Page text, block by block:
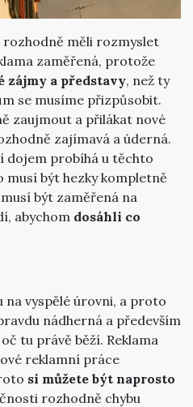
rozhodně měli rozmyslet
zaměřená, protože
zájmy a představy, než ty
se musíme přizpůsobit.
zaujmout a přilákat nové
zajímavá a úderná.
dojem probíhá u těchto
být hezky kompletně
být zaměřená na
abychom dosáhli co
vyspělé úrovni, a proto
nádherná a především
tu právě běží. Reklama
reklamní práce
si můžete být naprosto
rozhodně chybu